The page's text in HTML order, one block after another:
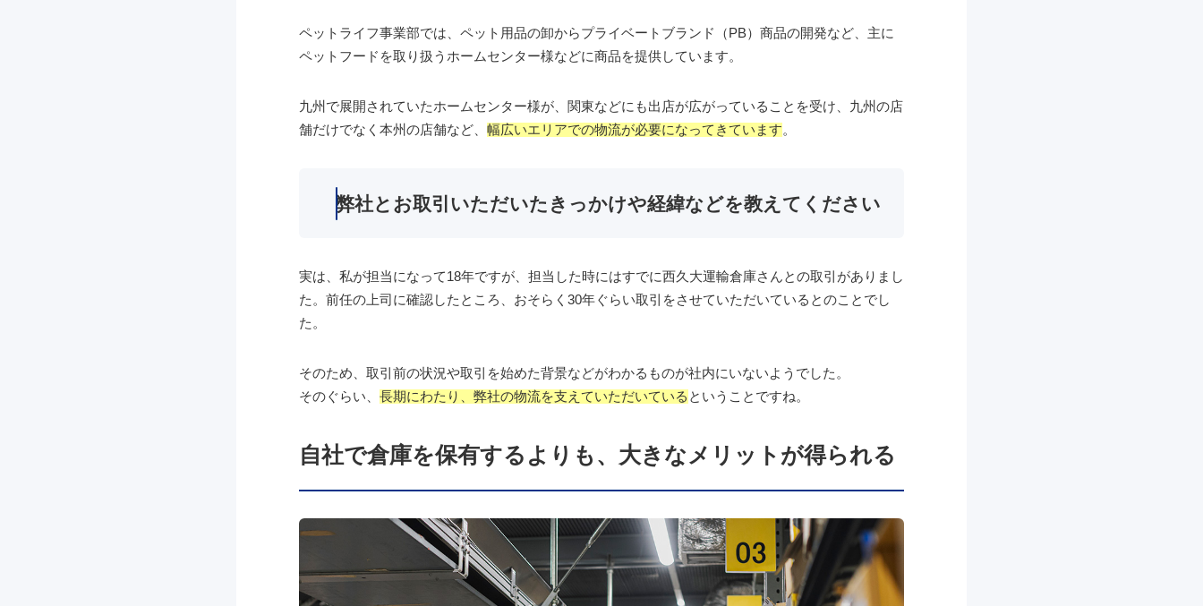
ペットライフ事業部では、ペット用品の卸からプライベートブランド（PB）商品の開発など、主に
ペットフードを取り扱うホームセンター様などに商品を提供しています。
九州で展開されていたホームセンター様が、関東などにも出店が広がっていることを受け、九州の店
舗だけでなく本州の店舗など、 幅広いエリアでの物流が必要になってきています。
弊社とお取引いただいたきっかけや経緯などを教えてください
実は、私が担当になって18年ですが、担当した時にはすでに西久大運輸倉庫さんとの取引がありまし
た。前任の上司に確認したところ、おそらく30年ぐらい取引をさせていただいているとのことでし
た。
そのため、取引前の状況や取引を始めた背景などがわかるものが社内にいないようでした。
そのぐらい、 長期にわたり、弊社の物流を支えていただいている ということですね。
自社で倉庫を保有するよりも、大きなメリットが得られる